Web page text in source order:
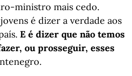
ministro mais cedo.
é dizer a verdade aos
E é dizer que não temos
ou prosseguir, esses